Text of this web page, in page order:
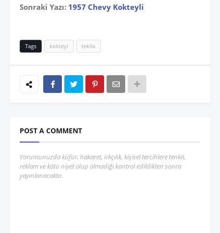
Sonraki Yazı: 1957 Chevy Kokteyli
Tags kokteyl tekila
POST A COMMENT
Yorumunuzda küfür, hakaret, ırkçılık, kişisel tercihlere tenkit,
reklam ve kötü niyet olup olmadığı kontrol edildikten sonra
yayınlanacaktır.